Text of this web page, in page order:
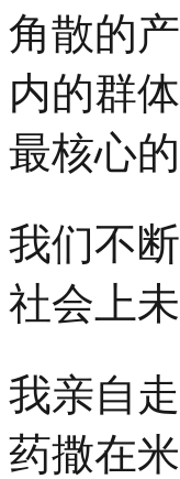
角散的
内的群
最核心
我们不
社会上
我亲自
药撒在